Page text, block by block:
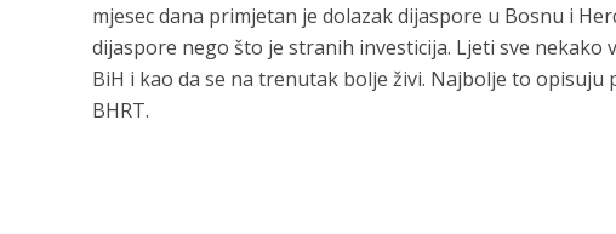
mjesec dana primjetan je dolazak dijaspore u Bosnu i
dijaspore nego što je stranih investicija. Ljeti sve nekako
BiH i kao da se na trenutak bolje živi. Najbolje to
BHRT.